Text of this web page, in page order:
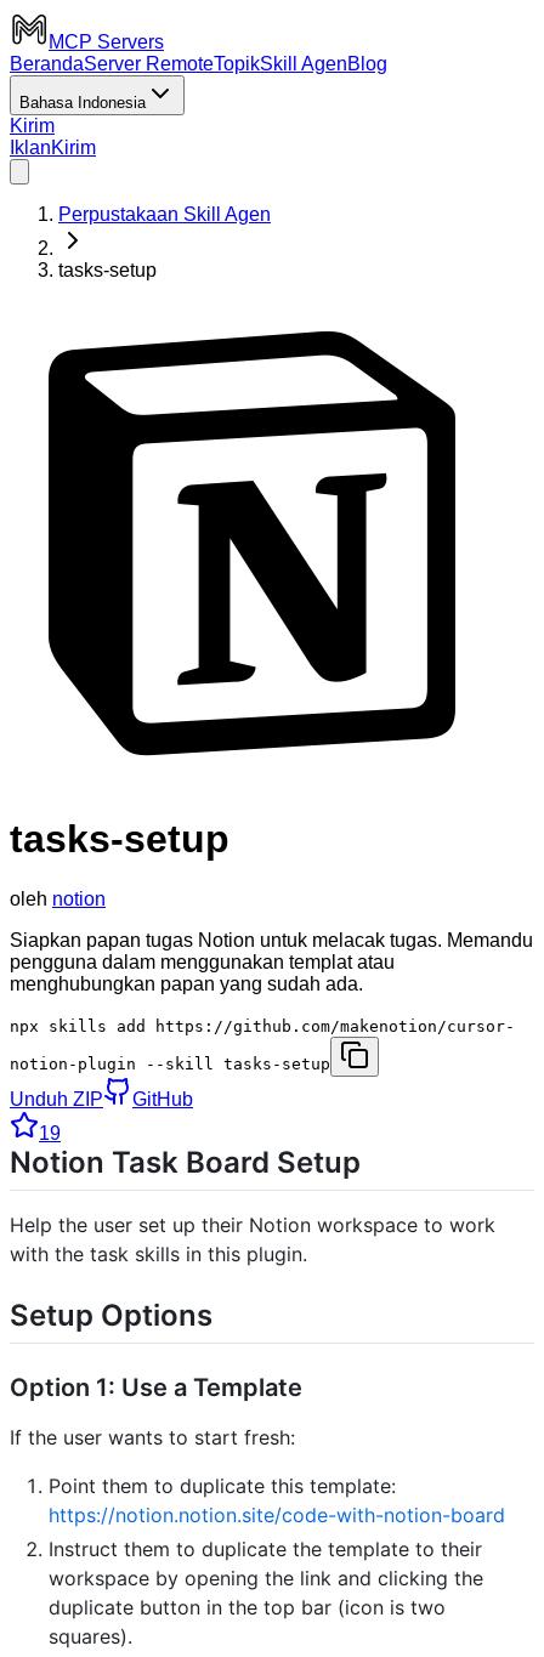
MCP Servers
BerandaServer RemoteTopikSkill AgenBlog
Bahasa Indonesia
Kirim
IklanKirim
Perpustakaan Skill Agen
tasks-setup
tasks-setup
oleh notion
Siapkan papan tugas Notion untuk melacak tugas. Memandu
pengguna dalam menggunakan templat atau
menghubungkan papan yang sudah ada.
npx skills add https://github.com/makenotion/cursor-
notion-plugin --skill tasks-setup
Unduh ZIP
GitHub
19
Notion Task Board Setup
Help the user set up their Notion workspace to work
with the task skills in this plugin.
Setup Options
Option 1: Use a Template
If the user wants to start fresh:
Point them to duplicate this template:
https://notion.notion.site/code-with-notion-board
Instruct them to duplicate the template to their
workspace by opening the link and clicking the
duplicate button in the top bar (icon is two
squares).